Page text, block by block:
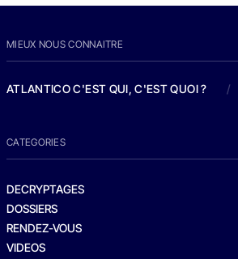
MIEUX NOUS CONNAITRE
ATLANTICO C'EST QUI, C'EST QUOI ? /
CATEGORIES
DECRYPTAGES
DOSSIERS
RENDEZ-VOUS
VIDEOS